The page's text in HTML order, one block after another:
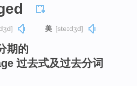
美 [steɪdʒd]
期的
过去式及过去分词